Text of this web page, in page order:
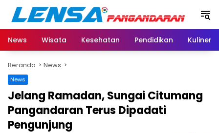
Langsung
konten
News
Wisata Kesehatan Pendidikan Kuliner
Beranda News
News
Jelang Ramadan, Sungai Citumang
Pangandaran Terus Dipadati
Pengunjung